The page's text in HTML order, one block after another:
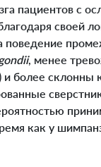
пациентов с
своей
поведение
, менее
более склонны
как у